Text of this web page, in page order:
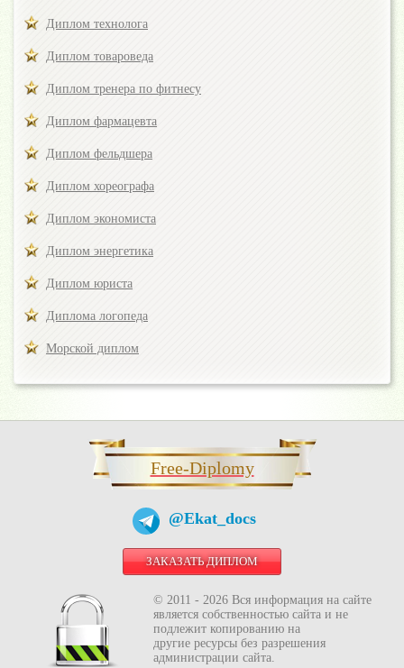
Диплом технолога
Диплом товароведа
Диплом тренера по фитнесу
Диплом фармацевта
Диплом фельдшера
Диплом хореографа
Диплом экономиста
Диплом энергетика
Диплом юриста
Диплома логопеда
Морской диплом
Free-Diplomy
@Ekat_docs
ЗАКАЗАТЬ ДИПЛОМ
© 2011 - 2026 Вся информация на сайте
является собственностью сайта и не
подлежит копированию на
другие ресурсы без разрешения
администрации сайта.